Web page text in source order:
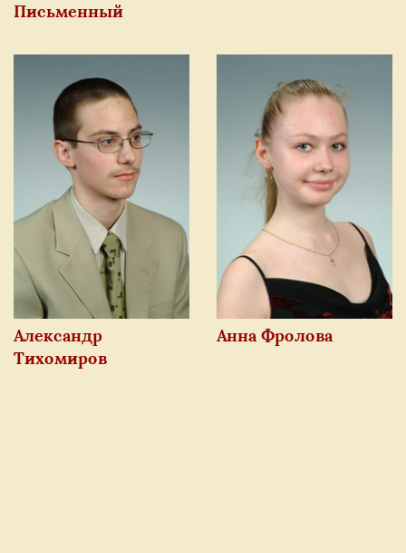
Елизавета Коростей
Никита Сёмин
Олег Хайтаров
Андрей Алексеев
Анна Земцовская
Полина Кречетова
Даниил Нечитайло
Тимофей Талинский
Дмитрий Бондаренко
Мария Зверева
Даниил Чернов
Письменный
Александр
Тихомиров
Анна Фролова